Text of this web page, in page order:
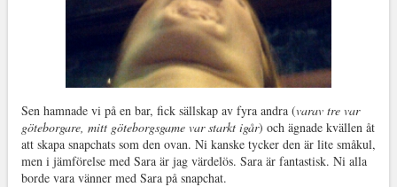
Sen hamnade vi på en bar, fick sällskap av fyra andra (varav tre var
göteborgare, mitt göteborgsgame var starkt igår) och ägnade kvällen åt
att skapa snapchats som den ovan. Ni kanske tycker den är lite småkul,
men i jämförelse med Sara är jag värdelös. Sara är fantastisk. Ni alla
borde vara vänner med Sara på snapchat.